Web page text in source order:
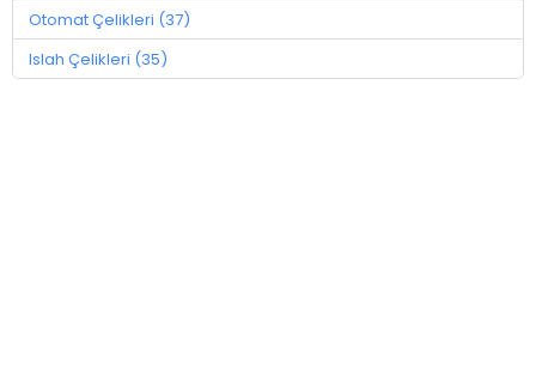
Otomat Çelikleri (37)
Islah Çelikleri (35)